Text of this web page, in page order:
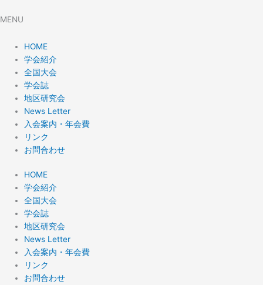
MENU
HOME
学会紹介
全国大会
学会誌
地区研究会
News Letter
入会案内・年会費
リンク
お問合わせ
HOME
学会紹介
全国大会
学会誌
地区研究会
News Letter
入会案内・年会費
リンク
お問合わせ